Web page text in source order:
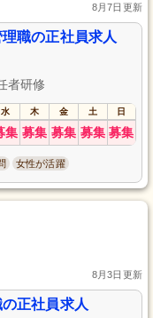
8月7日更新
職の正社員求人
者研修
水 木 金 土 日
集 募集 募集 募集 募集
女性が活躍
8月3日更新
正社員求人